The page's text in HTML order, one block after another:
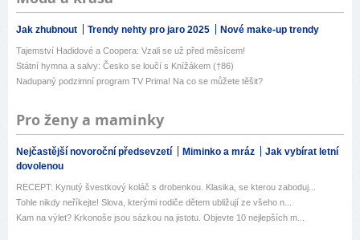
Jak zhubnout Trendy nehty pro jaro 2025 Nové make-up trendy
Tajemství Hadidové a Coopera: Vzali se už před měsícem!
Státní hymna a salvy: Česko se loučí s Knížákem (†86)
Nadupaný podzimní program TV Prima! Na co se můžete těšit?
Pro ženy a maminky
Nejčastější novoroční předsevzetí Miminko a mráz
Jak vybírat letní
dovolenou
RECEPT: Kynutý švestkový koláč s drobenkou. Klasika, se kterou zaboduj...
Tohle nikdy neříkejte! Slova, kterými rodiče dětem ubližují ze všeho n...
Kam na výlet? Krkonoše jsou sázkou na jistotu. Objevte 10 nejlepších m...